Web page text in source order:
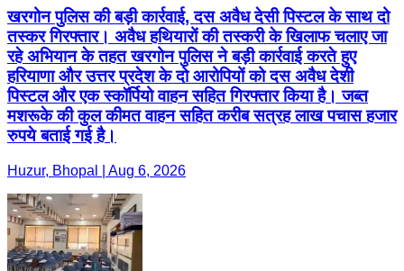
खरगोन पुलिस की बड़ी कार्रवाई, दस अवैध देसी पिस्टल के साथ दो
तस्कर गिरफ्तार। अवैध हथियारों की तस्करी के खिलाफ चलाए जा
रहे अभियान के तहत खरगोन पुलिस ने बड़ी कार्रवाई करते हुए
हरियाणा और उत्तर प्रदेश के दो आरोपियों को दस अवैध देशी
पिस्टल और एक स्कॉर्पियो वाहन सहित गिरफ्तार किया है। जब्त
मशरूके की कुल कीमत वाहन सहित करीब सत्रह लाख पचास हजार
रुपये बताई गई है।
Huzur, Bhopal | Aug 6, 2026